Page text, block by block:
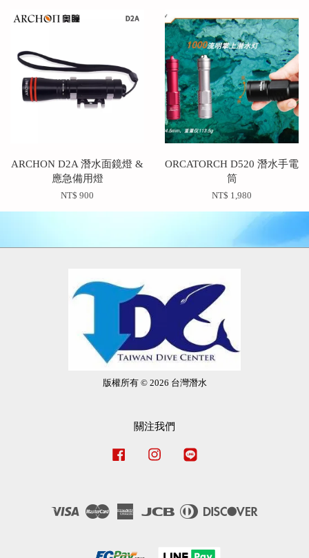
ARCHON D2A 潛水面鏡燈 &
應急備用燈
NT$ 900
ORCATORCH D520 潛水手電
筒
NT$ 1,980
版權所有 © 2026 台灣潛水
關注我們
Facebook Instagram
Visa Master
American
JCB
Diners